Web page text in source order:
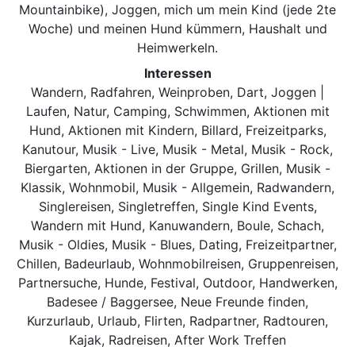
Mountainbike), Joggen, mich um mein Kind (jede 2te
Woche) und meinen Hund kümmern, Haushalt und
Heimwerkeln.
Interessen
Wandern, Radfahren, Weinproben, Dart, Joggen |
Laufen, Natur, Camping, Schwimmen, Aktionen mit
Hund, Aktionen mit Kindern, Billard, Freizeitparks,
Kanutour, Musik - Live, Musik - Metal, Musik - Rock,
Biergarten, Aktionen in der Gruppe, Grillen, Musik -
Klassik, Wohnmobil, Musik - Allgemein, Radwandern,
Singlereisen, Singletreffen, Single Kind Events,
Wandern mit Hund, Kanuwandern, Boule, Schach,
Musik - Oldies, Musik - Blues, Dating, Freizeitpartner,
Chillen, Badeurlaub, Wohnmobilreisen, Gruppenreisen,
Partnersuche, Hunde, Festival, Outdoor, Handwerken,
Badesee / Baggersee, Neue Freunde finden,
Kurzurlaub, Urlaub, Flirten, Radpartner, Radtouren,
Kajak, Radreisen, After Work Treffen